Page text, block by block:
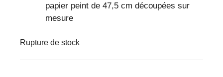
papier peint de 47,5 cm découpées sur
mesure
Rupture de stock